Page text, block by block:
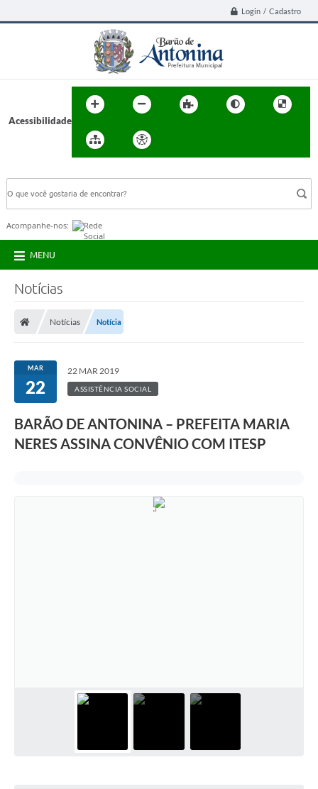
Login / Cadastro
Acessibilidade
Acompanhe-nos:
MENU
Notícias
Notícias Notícia
MAR
22
22 MAR 2019
ASSISTÊNCIA SOCIAL
BARÃO DE ANTONINA – PREFEITA MARIA
NERES ASSINA CONVÊNIO COM ITESP